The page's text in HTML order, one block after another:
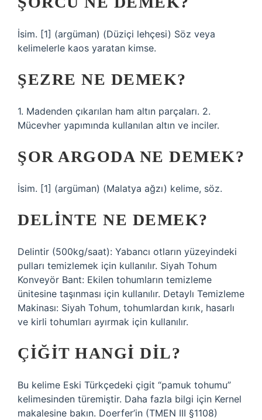
İsim. [1] (argüman) (Düziçi lehçesi) Söz veya
kelimelerle kaos yaratan kimse.
ŞEZRE NE DEMEK?
1. Madenden çıkarılan ham altın parçaları. 2.
Mücevher yapımında kullanılan altın ve inciler.
ŞOR ARGODA NE DEMEK?
İsim. [1] (argüman) (Malatya ağzı) kelime, söz.
DELINTE NE DEMEK?
Delintir (500kg/saat): Yabancı otların yüzeyindeki
pulları temizlemek için kullanılır. Siyah Tohum
Konveyör Bant: Ekilen tohumların temizleme
ünitesine taşınması için kullanılır. Detaylı Temizleme
Makinası: Siyah Tohum, tohumlardan kırık, hasarlı
ve kirli tohumları ayırmak için kullanılır.
ÇIĞIT HANGI DIL?
Bu kelime Eski Türkçedeki çigit “pamuk tohumu”
kelimesinden türemiştir. Daha fazla bilgi için Kernel
makalesine bakın. Doerfer’in (TMEN III §1108)